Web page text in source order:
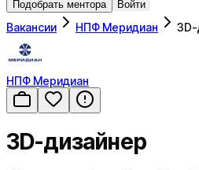
Подобрать ментора Войти
Вакансии НПФ Меридиан 3D-
НПФ Меридиан
3D-дизайнер